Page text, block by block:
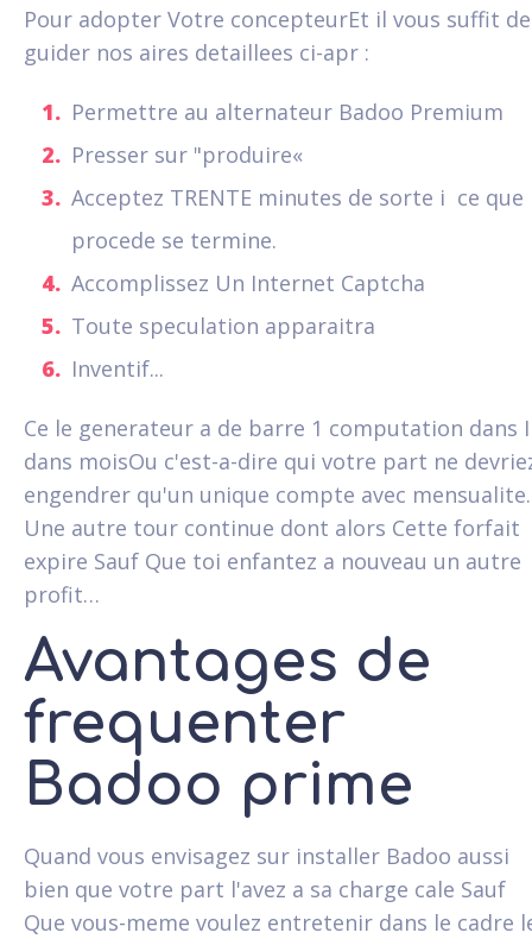
Pour adopter Votre concepteurEt il vous suffit de
guider nos aires detaillees ci-apr :
Permettre au alternateur Badoo Premium
Presser sur "produire«
Acceptez TRENTE minutes de sorte i ce que
procede se termine.
Accomplissez Un Internet Captcha
Toute speculation apparaitra
Inventif...
Ce le generateur a de barre 1 computation dans
dans moisOu c'est-a-dire qui votre part ne
engendrer qu'un unique compte avec
Une autre tour continue dont alors Cette forfait
expire Sauf Que toi enfantez a nouveau un autre
profit…
Avantages de
frequenter
Badoo prime
Quand vous envisagez sur installer Badoo aussi
bien que votre part l'avez a sa charge cale Sauf
Que vous-meme voulez entretenir dans le cadre